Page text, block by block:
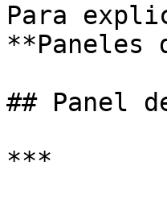
Para
**Paneles
## Panel
***